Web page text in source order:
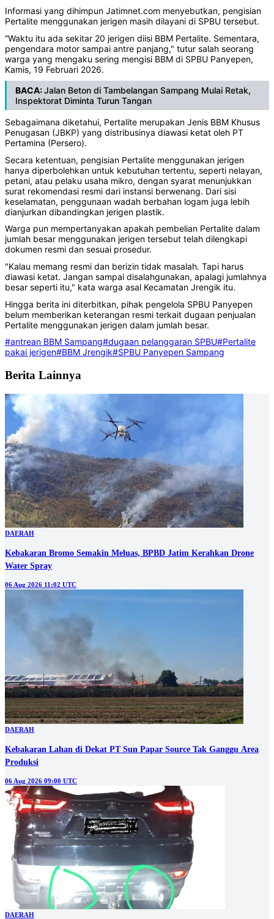
Informasi yang dihimpun Jatimnet.com menyebutkan, pengisian
Pertalite menggunakan jerigen masih dilayani di SPBU tersebut.
“Waktu itu ada sekitar 20 jerigen diisi BBM Pertalite. Sementara,
pengendara motor sampai antre panjang," tutur salah seorang
warga yang mengaku sering mengisi BBM di SPBU Panyepen,
Kamis, 19 Februari 2026.
BACA:Jalan Beton di Tambelangan Sampang Mulai Retak,
Inspektorat Diminta Turun Tangan
Sebagaimana diketahui, Pertalite merupakan Jenis BBM Khusus
Penugasan (JBKP) yang distribusinya diawasi ketat oleh PT
Pertamina (Persero).
Secara ketentuan, pengisian Pertalite menggunakan jerigen
hanya diperbolehkan untuk kebutuhan tertentu, seperti nelayan,
petani, atau pelaku usaha mikro, dengan syarat menunjukkan
surat rekomendasi resmi dari instansi berwenang. Dari sisi
keselamatan, penggunaan wadah berbahan logam juga lebih
dianjurkan dibandingkan jerigen plastik.
Warga pun mempertanyakan apakah pembelian Pertalite dalam
jumlah besar menggunakan jerigen tersebut telah dilengkapi
dokumen resmi dan sesuai prosedur.
"Kalau memang resmi dan berizin tidak masalah. Tapi harus
diawasi ketat. Jangan sampai disalahgunakan, apalagi jumlahnya
besar seperti itu," kata warga asal Kecamatan Jrengik itu.
Hingga berita ini diterbitkan, pihak pengelola SPBU Panyepen
belum memberikan keterangan resmi terkait dugaan penjualan
Pertalite menggunakan jerigen dalam jumlah besar.
#antrean BBM Sampang#dugaan pelanggaran SPBU#Pertalite
pakai jerigen#BBM Jrengik#SPBU Panyepen Sampang
Berita Lainnya
DAERAH
Kebakaran Bromo Semakin Meluas, BPBD Jatim Kerahkan Drone
Water Spray
06 Aug 2026 11:02 UTC
DAERAH
Kebakaran Lahan di Dekat PT Sun Papar Source Tak Ganggu Area
Produksi
06 Aug 2026 09:00 UTC
DAERAH